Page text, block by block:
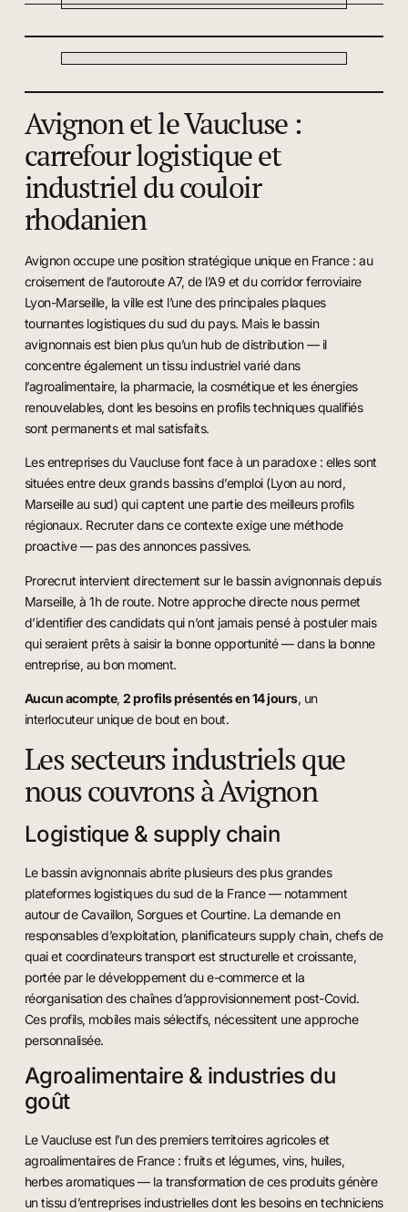
Avignon et le Vaucluse :
carrefour logistique et
industriel du couloir
rhodanien
Avignon occupe une position stratégique unique en France : au
croisement de l’autoroute A7, de l’A9 et du corridor ferroviaire
Lyon-Marseille, la ville est l’une des principales plaques
tournantes logistiques du sud du pays. Mais le bassin
avignonnais est bien plus qu’un hub de distribution — il
concentre également un tissu industriel varié dans
l’agroalimentaire, la pharmacie, la cosmétique et les énergies
renouvelables, dont les besoins en profils techniques qualifiés
sont permanents et mal satisfaits.
Les entreprises du Vaucluse font face à un paradoxe : elles sont
situées entre deux grands bassins d’emploi (Lyon au nord,
Marseille au sud) qui captent une partie des meilleurs profils
régionaux. Recruter dans ce contexte exige une méthode
proactive — pas des annonces passives.
Prorecrut intervient directement sur le bassin avignonnais depuis
Marseille, à 1h de route. Notre approche directe nous permet
d’identifier des candidats qui n’ont jamais pensé à postuler mais
qui seraient prêts à saisir la bonne opportunité — dans la bonne
entreprise, au bon moment.
Aucun acompte,2 profils présentés en 14 jours, un
interlocuteur unique de bout en bout.
Les secteurs industriels que
nous couvrons à Avignon
Logistique & supply chain
Le bassin avignonnais abrite plusieurs des plus grandes
plateformes logistiques du sud de la France — notamment
autour de Cavaillon, Sorgues et Courtine. La demande en
responsables d’exploitation, planificateurs supply chain, chefs de
quai et coordinateurs transport est structurelle et croissante,
portée par le développement du e-commerce et la
réorganisation des chaînes d’approvisionnement post-Covid.
Ces profils, mobiles mais sélectifs, nécessitent une approche
personnalisée.
Agroalimentaire & industries du
goût
Le Vaucluse est l’un des premiers territoires agricoles et
agroalimentaires de France : fruits et légumes, vins, huiles,
herbes aromatiques — la transformation de ces produits génère
un tissu d’entreprises industrielles dont les besoins en techniciens